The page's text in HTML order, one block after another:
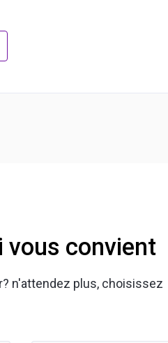
vous convient
n'attendez plus, choisissez